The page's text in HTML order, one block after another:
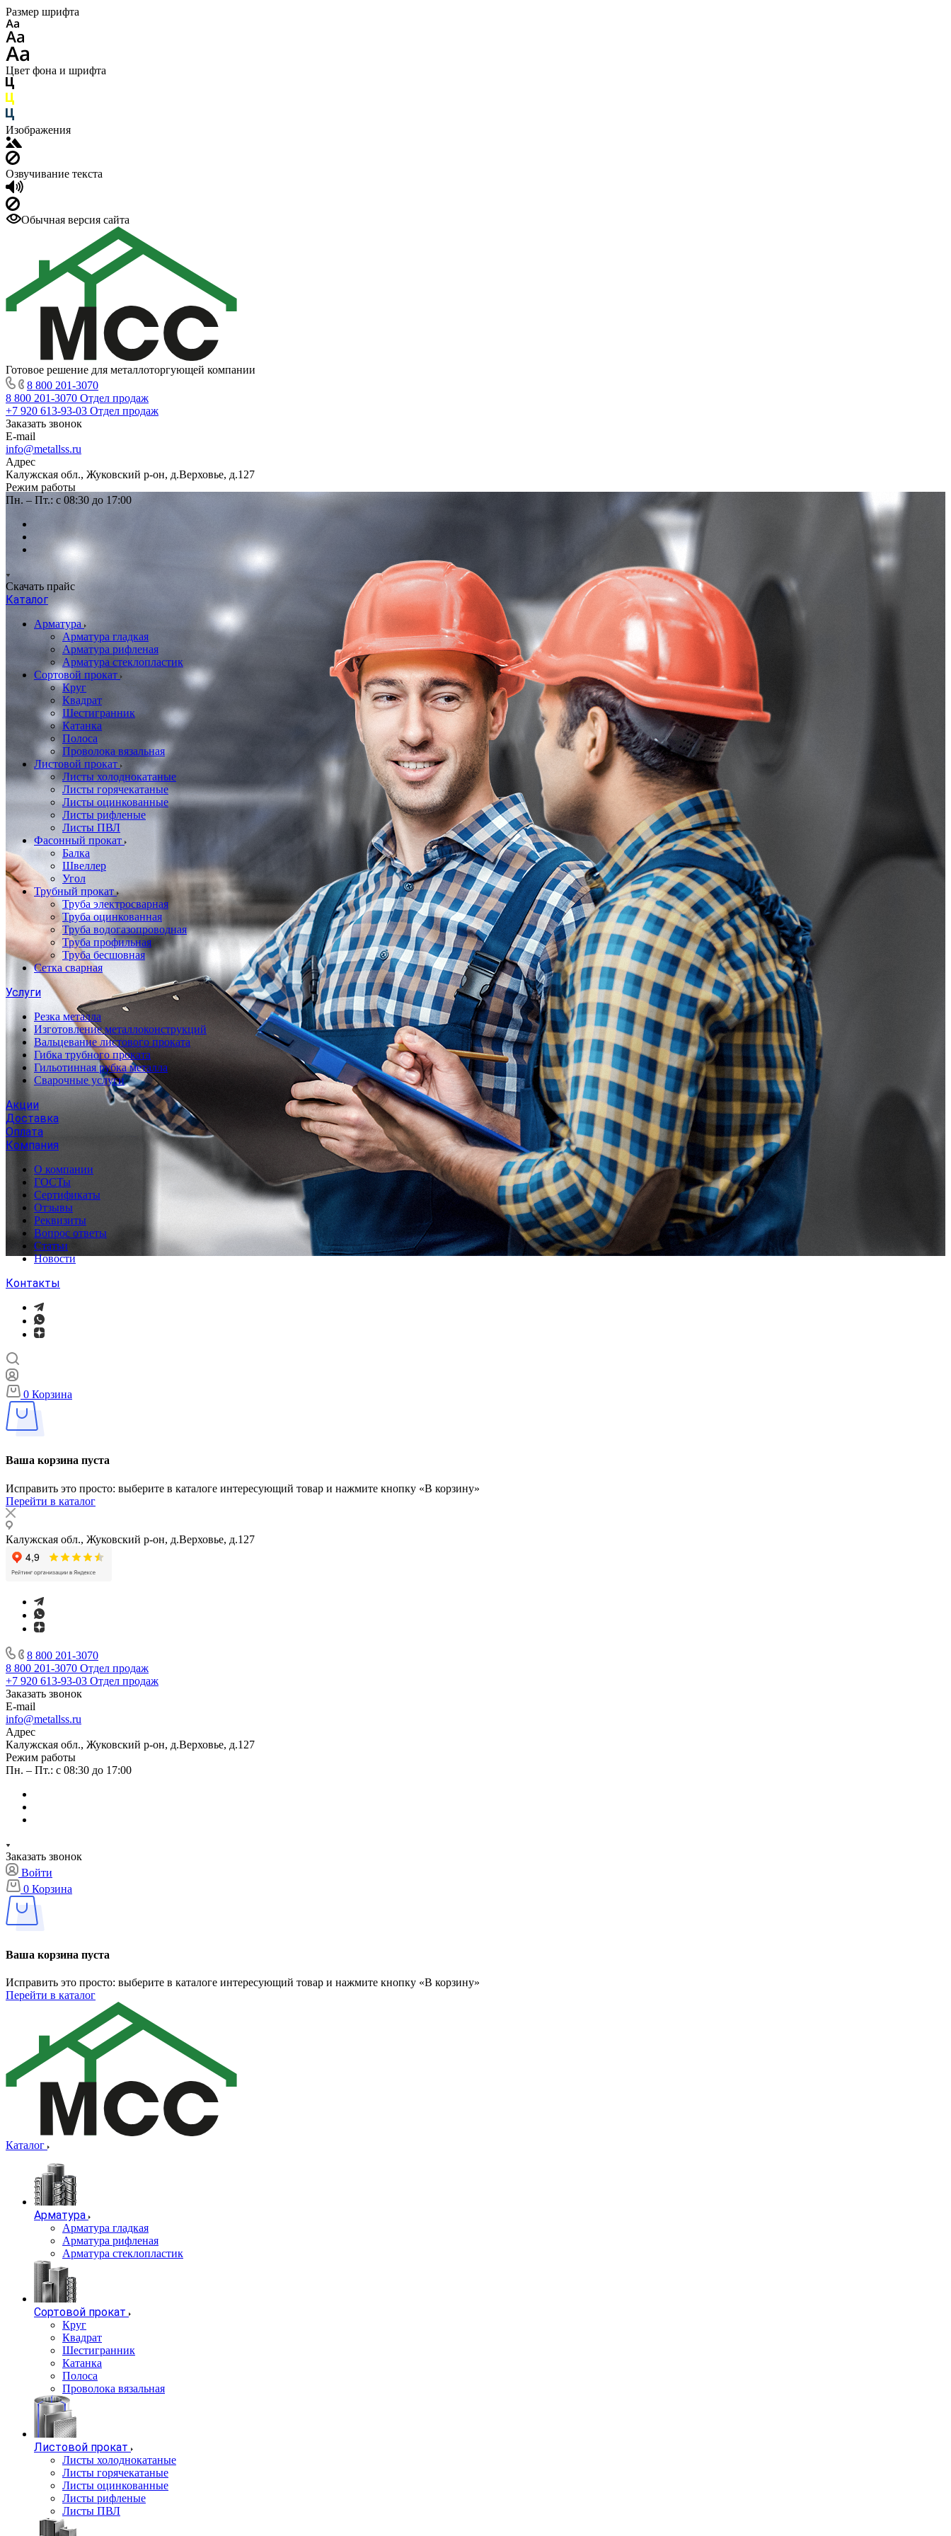
Размер шрифта
Цвет фона и шрифта
Изображения
Озвучивание текста
Обычная версия сайта
Готовое решение для металлоторгующей компании
8 800 201-3070
8 800 201-3070 Отдел продаж
+7 920 613-93-03 Отдел продаж
Заказать звонок
E-mail
info@metallss.ru
Адрес
Калужская обл., Жуковский р-он, д.Верховье, д.127
Режим работы
Пн. – Пт.: с 08:30 до 17:00
Скачать прайс
Каталог
Арматура
Арматура гладкая
Арматура рифленая
Арматура стеклопластик
Сортовой прокат
Круг
Квадрат
Шестигранник
Катанка
Полоса
Проволока вязальная
Листовой прокат
Листы холоднокатаные
Листы горячекатаные
Листы оцинкованные
Листы рифленые
Листы ПВЛ
Фасонный прокат
Балка
Швеллер
Угол
Трубный прокат
Труба электросварная
Труба оцинкованная
Труба водогазопроводная
Труба профильная
Труба бесшовная
Сетка сварная
Услуги
Резка металла
Изготовление металлоконструкций
Вальцевание листового проката
Гибка трубного проката
Гильотинная рубка металла
Сварочные услуги
Акции
Доставка
Оплата
Компания
О компании
ГОСТы
Сертификаты
Отзывы
Реквизиты
Вопрос ответы
Статьи
Новости
Контакты
0 Корзина
Ваша корзина пуста
Исправить это просто: выберите в каталоге интересующий товар и нажмите кнопку «В корзину»
Перейти в каталог
Калужская обл., Жуковский р-он, д.Верховье, д.127
8 800 201-3070
8 800 201-3070 Отдел продаж
+7 920 613-93-03 Отдел продаж
Заказать звонок
E-mail
info@metallss.ru
Адрес
Калужская обл., Жуковский р-он, д.Верховье, д.127
Режим работы
Пн. – Пт.: с 08:30 до 17:00
Заказать звонок
Войти
0 Корзина
Ваша корзина пуста
Исправить это просто: выберите в каталоге интересующий товар и нажмите кнопку «В корзину»
Перейти в каталог
Каталог
Арматура
Арматура гладкая
Арматура рифленая
Арматура стеклопластик
Сортовой прокат
Круг
Квадрат
Шестигранник
Катанка
Полоса
Проволока вязальная
Листовой прокат
Листы холоднокатаные
Листы горячекатаные
Листы оцинкованные
Листы рифленые
Листы ПВЛ